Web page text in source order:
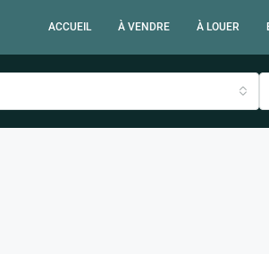
ACCUEIL À VENDRE À LOUER